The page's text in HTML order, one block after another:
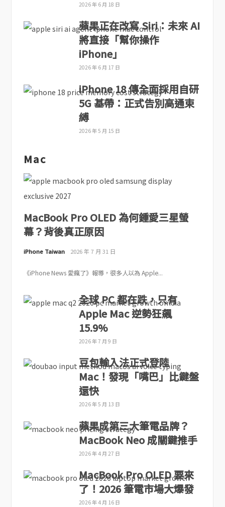
2026 年 6 月 18 日
蘋果正在改寫 Siri：未來 AI
將直接「幫你操作
iPhone」
2026 年 6 月 17 日
iPhone 18 傳全面採用自研
5G 基帶：正式告別高通束
縛
2026 年 5 月 15 日
Mac
MacBook Pro OLED 為何鍾愛三星螢
幕？背後真正原因
iPhone Taiwan 2026 年 7 月 31 日
《iPhone News 愛瘋了》報導，很多人以為 Apple...
全球 PC 都在跌，只有
Apple Mac 逆勢狂飆
15.9%
2026 年 7 月 9 日
豆包輸入法正式登陸
Mac！發現「嘴巴」比鍵盤
還快
2026 年 5 月 13 日
蘋果成第三大筆電品牌？
MacBook Neo 成關鍵推手
2026 年 4 月 27 日
MacBook Pro OLED 要來
了！2026 筆電市場大爆發
2026 年 4 月 16 日